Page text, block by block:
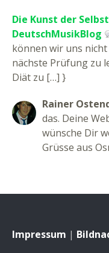
Die Kunst der
DeutschMusikBlog
können wir uns
nächste Prüfung zu
Diät zu […] }
Rainer
das. Deine
wünsche Dir
Grüsse aus
Impressum |